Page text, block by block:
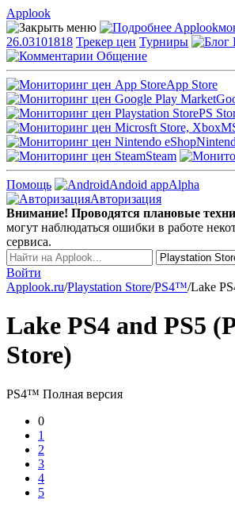
Applook
Applook
26.03101818 Трекер цен Турниры
Общение
App Store
PS
Steam
Помощь Andoid appAlpha
Авторизация
Внимание! Проводятся плановые
могут наблюдаться ошибки в работе
сервиса.
Войти
Applook.ru/Playstation Store/PS4™/Lake
Lake PS4 and PS5
Store)
PS4™ Полная версия
0
1
2
3
4
5